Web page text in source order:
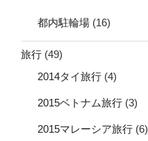
都内駐輪場 (16)
旅行 (49)
2014タイ旅行 (4)
2015ベトナム旅行 (3)
2015マレーシア旅行 (6)